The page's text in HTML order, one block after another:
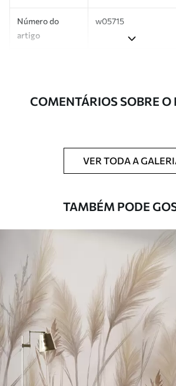
Número do
artigo
w05715
Adicionalmente
Disponível com
esponja macia. Murais
revestimento de
Aplicação perfeita
Materiais disponíveis
Standard
45 .00 /m²
Premium
56.67 34 .00 /m²
COMENTÁRIOS SOBRE
VER TODA A
TAMBÉM PODE